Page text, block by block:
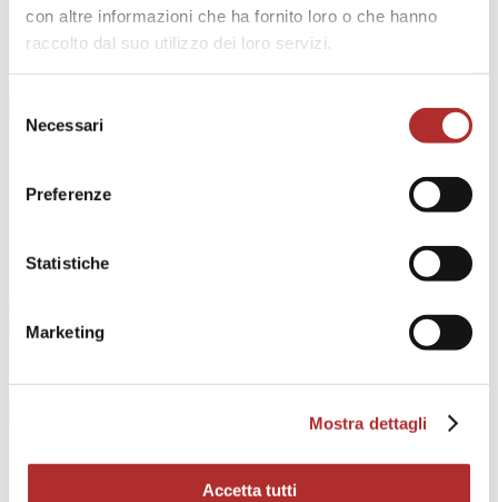
con altre informazioni che ha fornito loro o che hanno
raccolto dal suo utilizzo dei loro servizi.
delNecessari
Preferenze
Statistiche
Marketing
Mostra dettagli
Accetta tutti
Pubblicazioni e convegni
News
Professionisti
Contatti
Whistleblowing